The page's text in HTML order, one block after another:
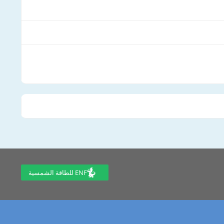
ENF للطاقة الشمسية